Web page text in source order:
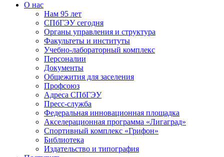
О нас
Нам 95 лет
СПбГЭУ сегодня
Органы управления и структура
Факультеты и институты
Учебно-лабораторный комплекс
Персоналии
Документы
Общежития для заселения
Профсоюз
Адреса СПбГЭУ
Пресс-служба
Федеральная инновационная площадка
Акселерационная программа «Лигаград»­­
Спортивный комплекс «Грифон»
Библиотека
Издательство и типография